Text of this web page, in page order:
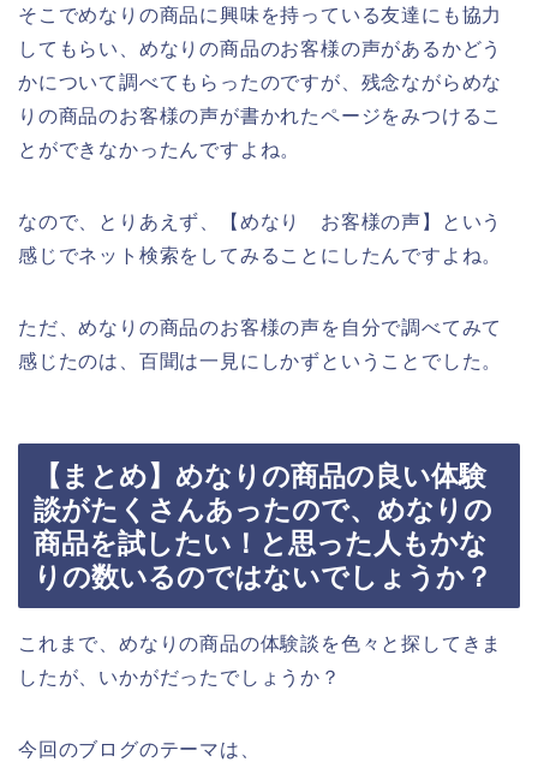
そこでめなりの商品に興味を持っている友達にも協力
してもらい、めなりの商品のお客様の声があるかどう
かについて調べてもらったのですが、残念ながらめな
りの商品のお客様の声が書かれたページをみつけるこ
とができなかったんですよね。
なので、とりあえず、【めなり お客様の声】という
感じでネット検索をしてみることにしたんですよね。
ただ、めなりの商品のお客様の声を自分で調べてみて
感じたのは、百聞は一見にしかずということでした。
【まとめ】めなりの商品の良い体験
談がたくさんあったので、めなりの
商品を試したい！と思った人もかな
りの数いるのではないでしょうか？
これまで、めなりの商品の体験談を色々と探してきま
したが、いかがだったでしょうか？
今回のブログのテーマは、